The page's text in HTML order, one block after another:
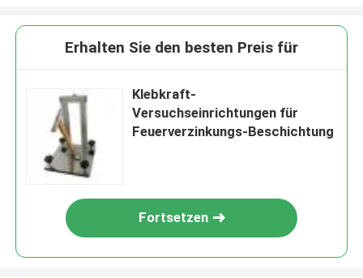
Erhalten Sie den besten Preis für
Klebkraft-
Versuchseinrichtungen für
Feuerverzinkungs-Beschichtung
Fortsetzen